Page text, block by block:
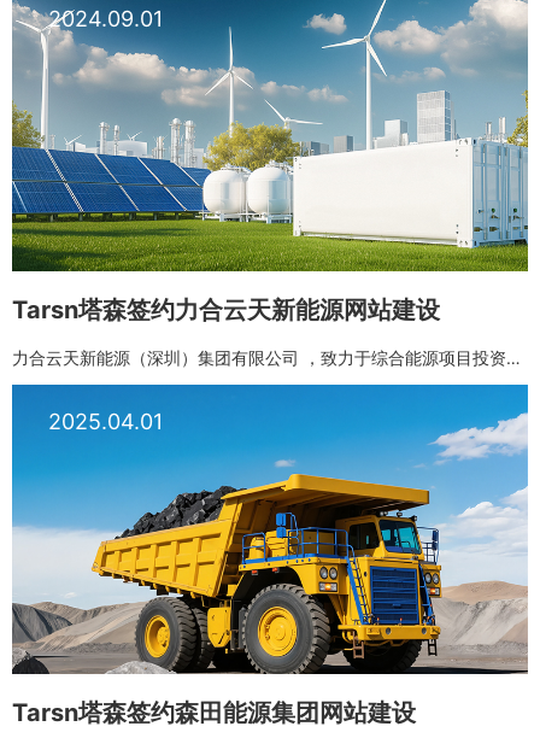
2024.09.01
Tarsn塔森签约力合云天新能源网站建设
力合云天新能源（深圳）集团有限公司 ，致力于综合能源项目投资、建设、运营；公司业务涵盖分布式光伏、工商业储能、充电桩、分散式风电、综合节能以及数字化运维服务等。
2025.04.01
Tarsn塔森签约森田能源集团网站建设